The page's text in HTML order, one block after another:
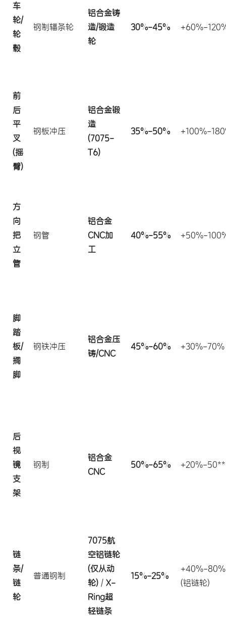
车
轮/
轮
毂
钢制辐条轮
铝合金铸
造/锻造
轮
30%-45% +60%-
前
后
平
叉
(摇
臂)
钢板冲压
铝合金锻
造
(7075-
T6)
35%-50% +100%-
方
向
把
立
管
钢管
铝合金
CNC加
工
40%-55% +50%-
脚
踏
板/
搁
脚
钢铁冲压
铝合金压
铸/CNC
45%-60% +30%-70%
后
视
镜
支
架
钢制
铝合金
CNC
50%-65% +20%-50**
链
条/
链
轮
普通钢制
7075航
空铝链轮
(仅从动
轮) / X-
Ring超
轻链条
15%-25%
+40%-80%
(铝链轮)